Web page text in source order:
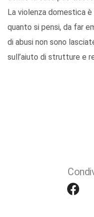
La violenza domestica
quanto si pensi, da far
di abusi non sono
sull’aiuto di strutture e